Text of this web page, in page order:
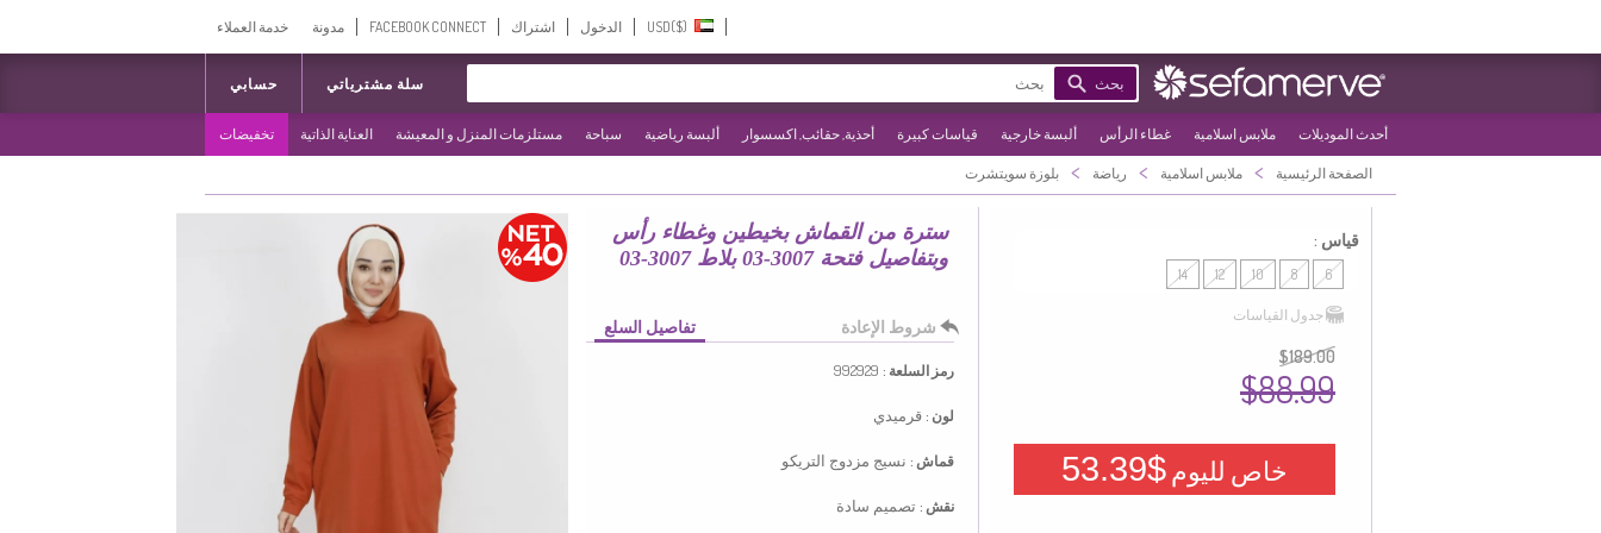
الدخول اشتراك FACEBOOK CONNECT مدونة خدمة العملاء
بحث حسابي سلة مشترياتي
أحدث الموديلات ملابس اسلامية غطاء الرأس ألبسة خارجية قياسات كبيرة أحذية, حقائب, اكسسوار ألبسة رياضية سباحة مستلزمات المنزل و المعيشة العناية الذاتية تخفيضات
الصفحة الرئيسية > ملابس اسلامية > رياضة > بلوزة سويتشرت
سترة من القماش بخيطين وغطاء رأس
وبتفاصيل فتحة 3007-03 بلاط 3007-03
تفاصيل السلع شروط الإعادة
رمز السلعة : 992929
لون : قرميدي
قماش : نسيج مزدوج التريكو
نقش : تصميم سادة
قياس :
6
8
10
12
14
جدول القياسات
$189.00
$88.99
خاص لليوم$53.39